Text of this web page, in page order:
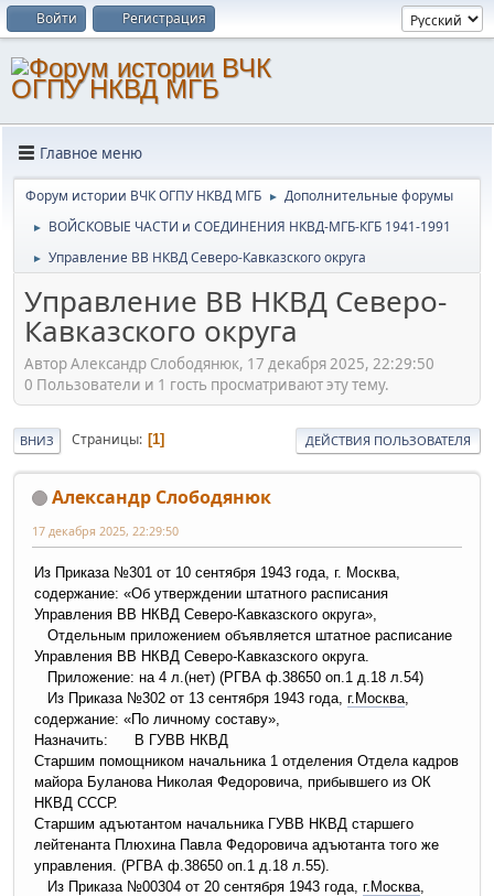
Войти Регистрация
Главное меню
Форум истории ВЧК ОГПУ НКВД МГБ ► Дополнительные форумы
► ВОЙСКОВЫЕ ЧАСТИ и СОЕДИНЕНИЯ НКВД-МГБ-КГБ 1941-1991
► Управление ВВ НКВД Северо-Кавказского округа
Управление ВВ НКВД Северо-
Кавказского округа
Автор Александр Слободянюк, 17 декабря 2025, 22:29:50
0 Пользователи и 1 гость просматривают эту тему.
ВНИЗ Страницы 1 ДЕЙСТВИЯ ПОЛЬЗОВАТЕЛЯ
Александр Слободянюк
17 декабря 2025, 22:29:50
Из Приказа №301 от 10 сентября 1943 года, г. Москва,
содержание: «Об утверждении штатного расписания
Управления ВВ НКВД Северо-Кавказского округа»,
Отдельным приложением объявляется штатное расписание
Управления ВВ НКВД Северо-Кавказского округа.
Приложение: на 4 л.(нет) (РГВА ф.38650 оп.1 д.18 л.54)
Из Приказа №302 от 13 сентября 1943 года, г.Москва
содержание: «По личному составу»,
Назначить: В ГУВВ НКВД
Старшим помощником начальника 1 отделения Отдела кадров
майора Буланова Николая Федоровича, прибывшего из ОК
НКВД СССР.
Старшим адъютантом начальника ГУВВ НКВД старшего
лейтенанта Плюхина Павла Федоровича адъютанта того же
управления. (РГВА ф.38650 оп.1 д.18 л.55).
Из Приказа №00304 от 20 сентября 1943 года, г.Москва